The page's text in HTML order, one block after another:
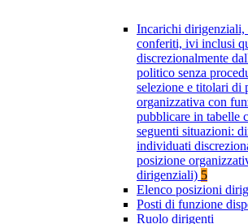
Incarichi dirigenziali,
conferiti, ivi inclusi
discrezionalmente
politico senza
selezione e titolari di
organizzativa con
pubblicare in tabelle
seguenti situazioni:
individuati
posizione
dirigenziali) 5
Elenco posizioni
Posti di funzione
Ruolo dirigenti